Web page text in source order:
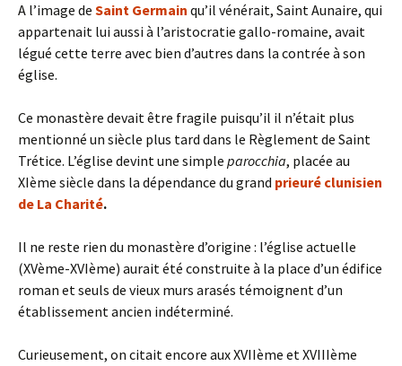
A l’image de Saint Germain qu’il vénérait, Saint Aunaire, qui
appartenait lui aussi à l’aristocratie gallo-romaine, avait
légué cette terre avec bien d’autres dans la contrée à son
église.
Ce monastère devait être fragile puisqu’il il n’était plus
mentionné un siècle plus tard dans le Règlement de Saint
Trétice. L’église devint une simple parocchia, placée au
XIème siècle dans la dépendance du grand prieuré clunisien
de La Charité.
Il ne reste rien du monastère d’origine : l’église actuelle
(XVème-XVIème) aurait été construite à la place d’un édifice
roman et seuls de vieux murs arasés témoignent d’un
établissement ancien indéterminé.
Curieusement, on citait encore aux XVIIème et XVIIIème